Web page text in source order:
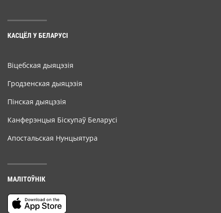
КАСЦЁЛ У БЕЛАРУСІ
Віцебская дыяцэзія
Гродзенская дыяцэзія
Пінская дыяцэзія
Канферэнцыя Біскупаў Беларусі
Апостальская Нунцыятура
МАЛІТОЎНІК